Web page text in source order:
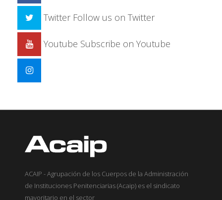
Twitter Follow us on Twitter
Youtube Subscribe on Youtube
ACAIP - Agrupación de los Cuerpos de la Administración
de Instituciones Penitenciarias (Acaip) es el sindicato
mayoritario en el sector